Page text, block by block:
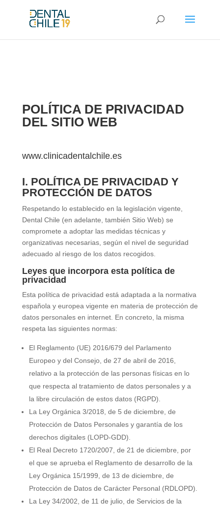
POLÍTICA DE PRIVACIDAD
DEL SITIO WEB
www.clinicadentalchile.es
I. POLÍTICA DE PRIVACIDAD Y
PROTECCIÓN DE DATOS
Respetando lo establecido en la legislación vigente,
Dental Chile (en adelante, también Sitio Web) se
compromete a adoptar las medidas técnicas y
organizativas necesarias, según el nivel de seguridad
adecuado al riesgo de los datos recogidos.
Leyes que incorpora esta política de
privacidad
Esta política de privacidad está adaptada a la normativa
española y europea vigente en materia de protección de
datos personales en internet. En concreto, la misma
respeta las siguientes normas:
El Reglamento (UE) 2016/679 del Parlamento
Europeo y del Consejo, de 27 de abril de 2016,
relativo a la protección de las personas físicas en lo
que respecta al tratamiento de datos personales y a
la libre circulación de estos datos (RGPD).
La Ley Orgánica 3/2018, de 5 de diciembre, de
Protección de Datos Personales y garantía de los
derechos digitales (LOPD-GDD).
El Real Decreto 1720/2007, de 21 de diciembre, por
el que se aprueba el Reglamento de desarrollo de la
Ley Orgánica 15/1999, de 13 de diciembre, de
Protección de Datos de Carácter Personal (RDLOPD).
La Ley 34/2002, de 11 de julio, de Servicios de la